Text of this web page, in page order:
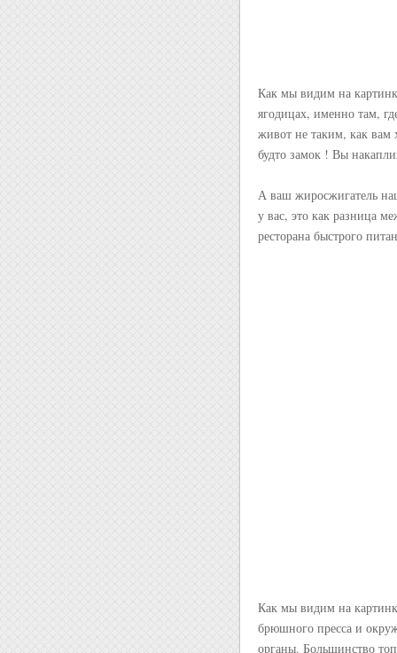
Как мы видим на
ягодицах, именно там,
живот не таким, как вам
будто замок ! Вы
А ваш жиросжигатель
у вас, это как разница
ресторана быстрого
Как мы видим на
брюшного пресса и
органы. Большинство